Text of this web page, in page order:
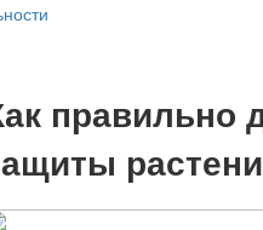
правильно